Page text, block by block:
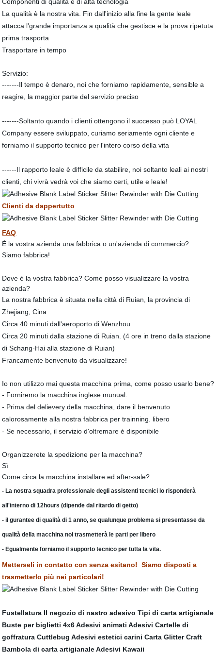
La qualità è la nostra vita. Fin dall'inizio alla fine la gente leale
attacca l'grande importanza a qualità che gestisce e la prova ripetuta
prima trasporta
Trasportare in tempo
Servizio:
-------Il tempo è denaro, noi che forniamo rapidamente, sensible a
reagire, la maggior parte del servizio preciso
-------Soltanto quando i clienti ottengono il successo può LOYAL
Company essere sviluppato, curiamo seriamente ogni cliente e
forniamo il supporto tecnico per l'intero corso della vita
------Il rapporto leale è difficile da stabilire, noi soltanto leali ai nostri
clienti, chi vivrà vedrà voi che siamo certi, utile e leale!
Clienti da dappertutto
FAQ
È la vostra azienda una fabbrica o un'azienda di commercio?
Siamo fabbrica!
Dove è la vostra fabbrica? Come posso visualizzare la vostra
azienda?
La nostra fabbrica è situata nella città di Ruian, la provincia di
Zhejiang, Cina
Circa 40 minuti dall'aeroporto di Wenzhou
Circa 20 minuti dalla stazione di Ruian. (4 ore in treno dalla stazione
di Schang-Hai alla stazione di Ruian)
Francamente benvenuto da visualizzare!
Io non utilizzo mai questa macchina prima, come posso usarlo bene?
- Forniremo la macchina inglese munual.
- Prima del delievery della macchina, dare il benvenuto
calorosamente alla nostra fabbrica per trainning. libero
- Se necessario, il servizio d'oltremare è disponibile
Organizzerete la spedizione per la macchina?
Sì
Come circa la macchina installare ed after-sale?
- La nostra squadra professionale degli assistenti tecnici lo risponderà
all'interno di 12hours (dipende dal ritardo di getto)
- il gurantee di qualità di 1 anno, se qualunque problema si presentasse da
qualità della macchina noi trasmetterà le parti per libero
- Egualmente forniamo il supporto tecnico per tutta la vita.
Metterseli in contatto con senza esitano! Siamo disposti a
trasmetterlo più nei particolari!
Fustellatura Il negozio di nastro adesivo Tipi di carta artigianale
Buste per biglietti 4x6 Adesivi animati Adesivi Cartelle di
goffratura Cuttlebug Adesivi estetici carini Carta Glitter Craft
Bambola di carta artigianale Adesivi Kawaii